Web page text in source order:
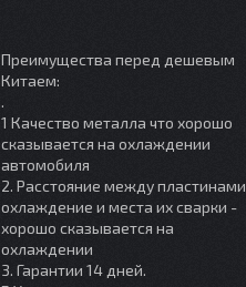
Преимущества перед дешевым
Китаем:
.
1 Качество металла что хорошо
сказывается на охлаждении
автомобиля
2. Расстояние между пластинами
охлаждение и места их сварки -
хорошо сказывается на
охлаждении
3. Гарантии 14 дней.